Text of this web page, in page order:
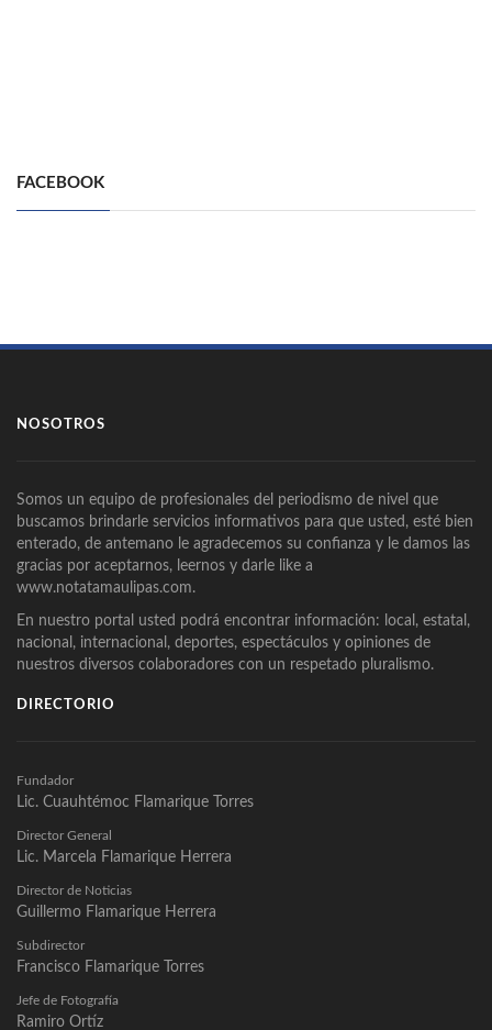
FACEBOOK
NOSOTROS
Somos un equipo de profesionales del periodismo de nivel que
buscamos brindarle servicios informativos para que usted, esté bien
enterado, de antemano le agradecemos su confianza y le damos las
gracias por aceptarnos, leernos y darle like a
www.notatamaulipas.com.
En nuestro portal usted podrá encontrar información: local, estatal,
nacional, internacional, deportes, espectáculos y opiniones de
nuestros diversos colaboradores con un respetado pluralismo.
DIRECTORIO
Fundador
Lic. Cuauhtémoc Flamarique Torres
Director General
Lic. Marcela Flamarique Herrera
Director de Noticias
Guillermo Flamarique Herrera
Subdirector
Francisco Flamarique Torres
Jefe de Fotografía
Ramiro Ortíz